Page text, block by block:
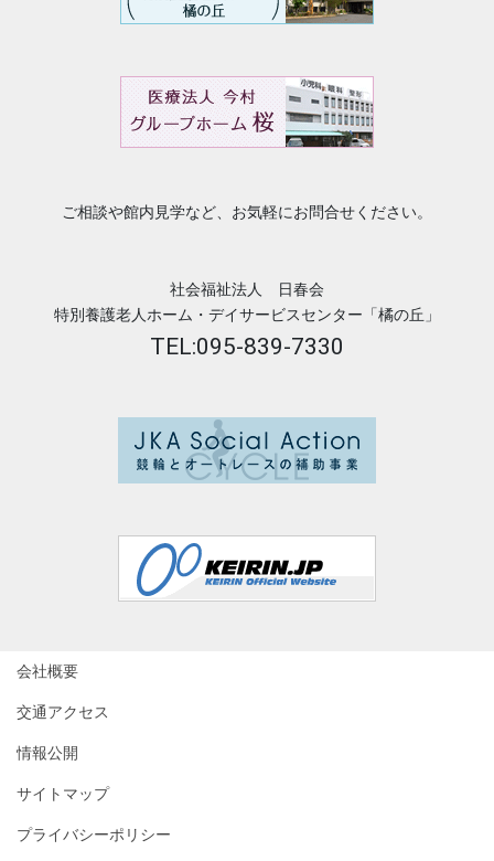
ご相談や館内見学など、お気軽にお問合せください。
社会福祉法人 日春会
特別養護老人ホーム・デイサービスセンター「橘の丘」
TEL:095-839-7330
会社概要
交通アクセス
情報公開
サイトマップ
プライバシーポリシー